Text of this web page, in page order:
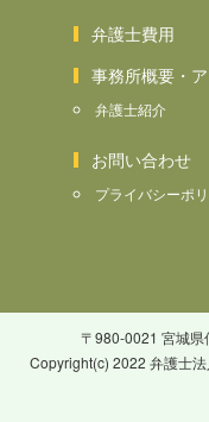
弁護士費用
事務所概要・
弁護士紹介
お問い合わせ
プライバシーポ
〒980-0021 宮城
Copyright(c) 2022 弁護士